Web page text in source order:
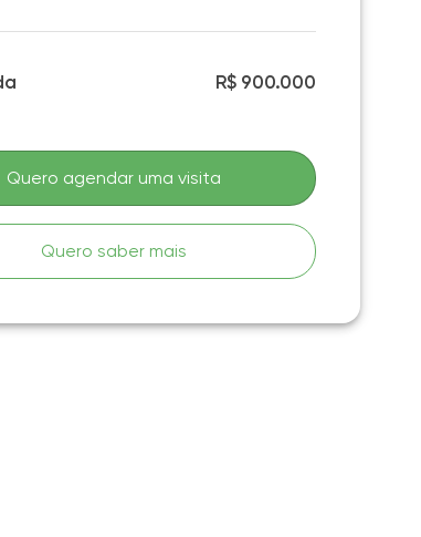
R$ 900.000
Quero agendar uma visita
Quero saber mais